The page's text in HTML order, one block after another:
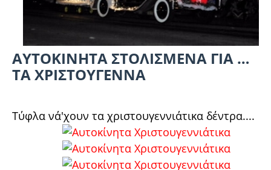
ΑΥΤΟΚΙΝΗΤΑ ΣΤΟΛΙΣΜΕΝΑ ΓΙΑ …
ΤΑ ΧΡΙΣΤΟΥΓΕΝΝΑ
Τύφλα νά'χουν τα χριστουγεννιάτικα δέντρα....